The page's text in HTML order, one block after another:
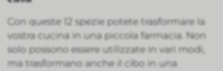
Con queste 12 spezie potete trasformare la
vostra cucina in una piccola farmacia. Non
solo possono essere utilizzate in vari modi,
ma trasformano anche il cibo in una